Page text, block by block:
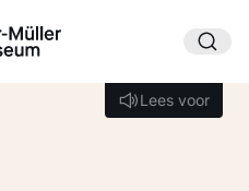
Lees voor
Lees voor